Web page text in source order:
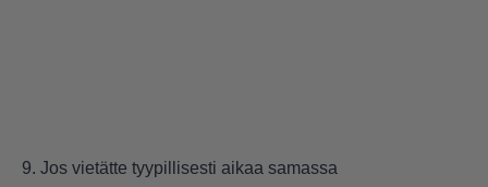
9. Jos vietätte tyypillisesti aikaa samassa